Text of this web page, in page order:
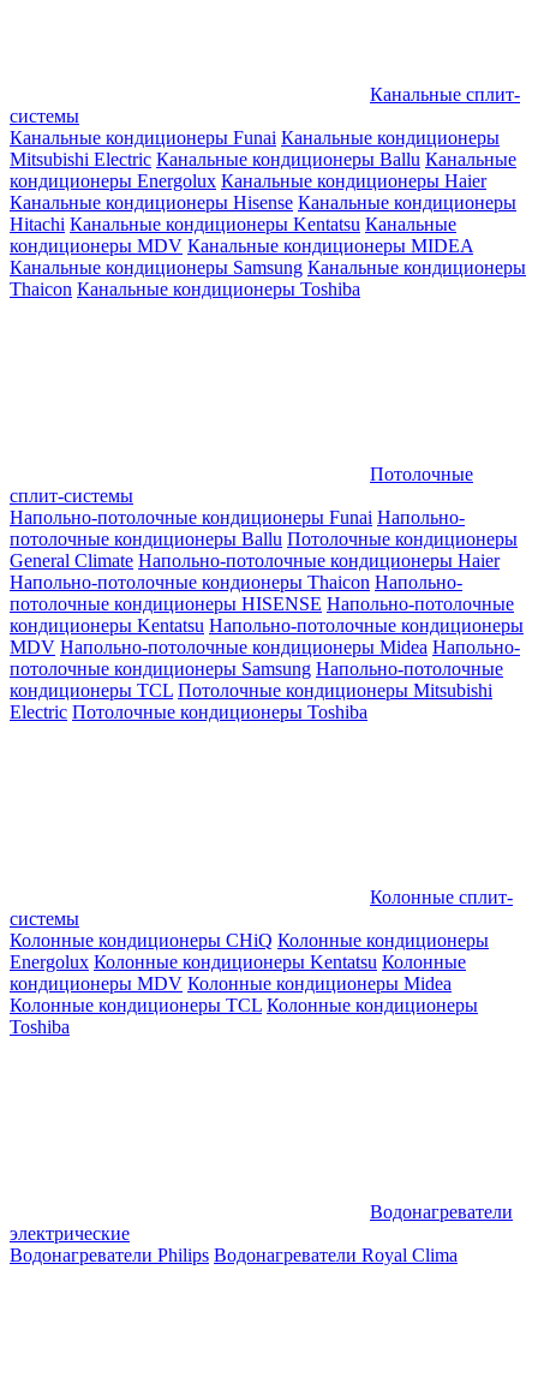
Канальные сплит-
системы
Канальные кондиционеры Funai Канальные кондиционеры
Mitsubishi Electric Канальные кондиционеры Ballu Канальные
кондиционеры Energolux Канальные кондиционеры Haier
Канальные кондиционеры Hisense Канальные кондиционеры
Hitachi Канальные кондиционеры Kentatsu Канальные
кондиционеры MDV Канальные кондиционеры MIDEA
Канальные кондиционеры Samsung Канальные кондиционеры
Thaicon Канальные кондиционеры Toshiba
Потолочные
сплит-системы
Напольно-потолочные кондиционеры Funai Напольно-
потолочные кондиционеры Ballu Потолочные кондиционеры
General Climate Напольно-потолочные кондиционеры Haier
Напольно-потолочные кондионеры Thaicon Напольно-
потолочные кондиционеры HISENSE Напольно-потолочные
кондиционеры Kentatsu Напольно-потолочные кондиционеры
MDV Напольно-потолочные кондиционеры Midea Напольно-
потолочные кондиционеры Samsung Напольно-потолочные
кондиционеры TCL Потолочные кондиционеры Mitsubishi
Electric Потолочные кондиционеры Toshiba
Колонные сплит-
системы
Колонные кондиционеры CHiQ Колонные кондиционеры
Energolux Колонные кондиционеры Kentatsu Колонные
кондиционеры MDV Колонные кондиционеры Midea
Колонные кондиционеры TCL Колонные кондиционеры
Toshiba
Водонагреватели
электрические
Водонагреватели Philips Водонагреватели Royal Clima